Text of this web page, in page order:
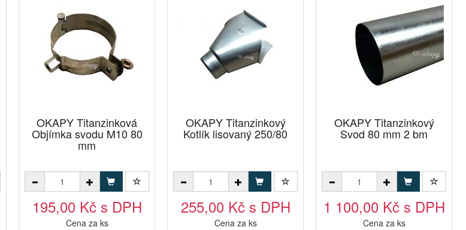
OKAPY Titanzinková
Objímka svodu M10 80
mm
195,00 Kč s DPH
Cena za ks
OKAPY Titanzinkový
Kotlík lisovaný 250/80
255,00 Kč s DPH
Cena za ks
OKAPY Titanzinkový
Svod 80 mm 2 bm
1 100,00 Kč s DPH
Cena za ks